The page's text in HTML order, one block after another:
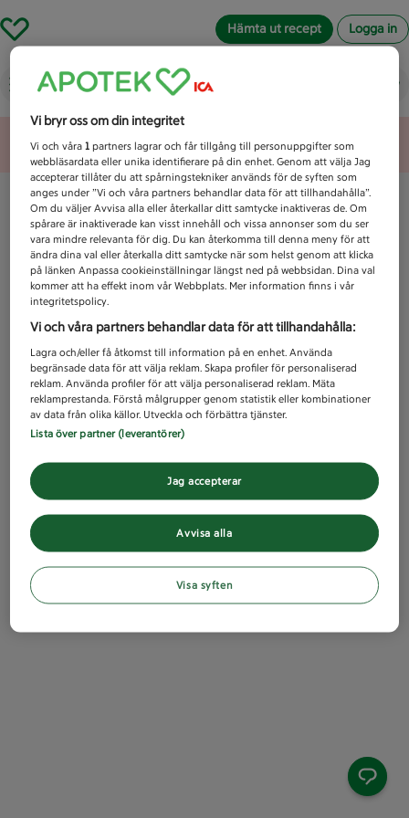
Hämta ut recept Logga in
Vad letar du efter idag?
Unknown error
Vi bryr oss om din integritet
Vi och våra1 partners lagrar och får tillgång till personuppgifter som
webbläsardata eller unika identifierare på din enhet. Genom att välja Jag
accepterar tillåter du att spårningstekniker används för de syften som
anges under ”Vi och våra partners behandlar data för att tillhandahålla”.
Om du väljer Avvisa alla eller återkallar ditt samtycke inaktiveras de. Om
spårare är inaktiverade kan visst innehåll och vissa annonser som du ser
vara mindre relevanta för dig. Du kan återkomma till denna meny för att
ändra dina val eller återkalla ditt samtycke när som helst genom att klicka
på länken Anpassa cookieinställningar längst ned på webbsidan. Dina val
kommer att ha effekt inom vår Webbplats. Mer information finns i vår
integritetspolicy.
Vi och våra partners behandlar data för att tillhandahålla:
Lagra och/eller få åtkomst till information på en enhet. Använda
begränsade data för att välja reklam. Skapa profiler för personaliserad
reklam. Använda profiler för att välja personaliserad reklam. Mäta
reklamprestanda. Förstå målgrupper genom statistik eller kombinationer
av data från olika källor. Utveckla och förbättra tjänster.
Lista över partner (leverantörer)
Avvisa alla
Jag accepterar
Visa syften